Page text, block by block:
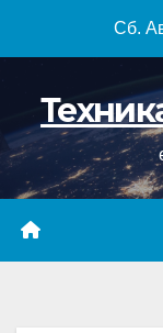
Сб.